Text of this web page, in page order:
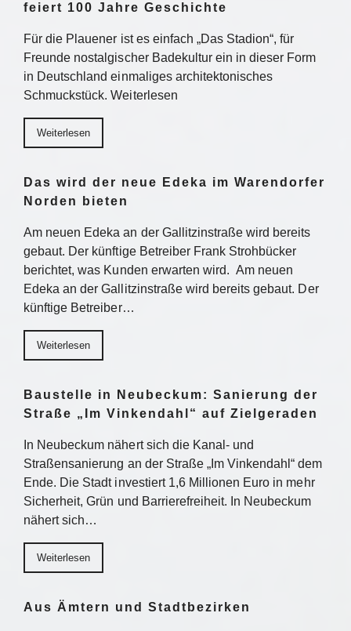
feiert 100 Jahre Geschichte
Für die Plauener ist es einfach „Das Stadion“, für
Freunde nostalgischer Badekultur ein in dieser Form
in Deutschland einmaliges architektonisches
Schmuckstück. Weiterlesen
Weiterlesen
Das wird der neue Edeka im Warendorfer
Norden bieten
Am neuen Edeka an der Gallitzinstraße wird bereits
gebaut. Der künftige Betreiber Frank Strohbücker
berichtet, was Kunden erwarten wird. Am neuen
Edeka an der Gallitzinstraße wird bereits gebaut. Der
künftige Betreiber…
Weiterlesen
Baustelle in Neubeckum: Sanierung der
Straße „Im Vinkendahl“ auf Zielgeraden
In Neubeckum nähert sich die Kanal- und
Straßensanierung an der Straße „Im Vinkendahl“ dem
Ende. Die Stadt investiert 1,6 Millionen Euro in mehr
Sicherheit, Grün und Barrierefreiheit. In Neubeckum
nähert sich…
Weiterlesen
Aus Ämtern und Stadtbezirken